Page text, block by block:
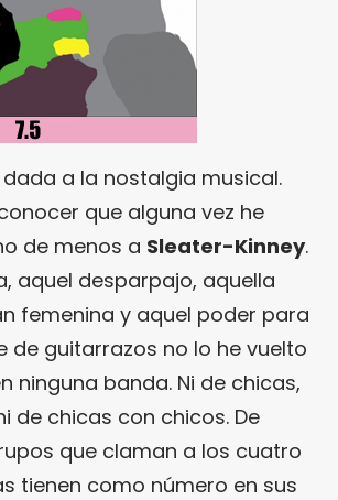
a la nostalgia musical.
que alguna vez he
de menos a Sleater-Kinney.
aquel desparpajo, aquella
femenina y aquel poder para
de guitarrazos no lo he vuelto
ninguna banda. Ni de chicas,
de chicas con chicos. De
que claman a los cuatro
tienen como número en sus